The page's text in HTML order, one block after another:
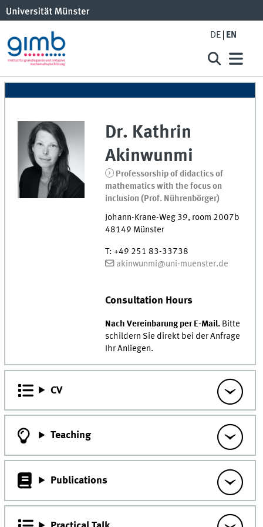
DE EN
Dr. Kathrin
Akinwunmi
Professorship of didactics of
mathematics with the focus on
inclusion (Prof. Nührenbörger)
Johann-Krane-Weg 39, room 2007b
48149 Münster
T: +49 251 83-33738
akinwunmi@uni-muenster.de
Consultation Hours
Nach Vereinbarung per E-Mail.Bitte
schildern Sie direkt bei der Anfrage
Ihr Anliegen.
CV
Teaching
Publications